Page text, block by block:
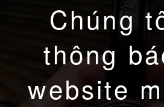
Chúng
thông
website